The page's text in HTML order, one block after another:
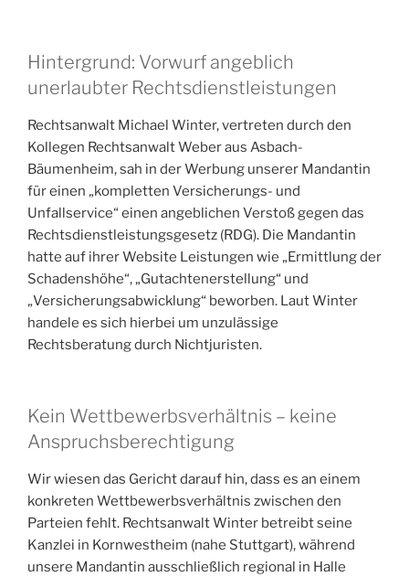
Hintergrund: Vorwurf angeblich
unerlaubter Rechtsdienstleistungen
Rechtsanwalt Michael Winter, vertreten durch den
Kollegen Rechtsanwalt Weber aus Asbach-
Bäumenheim, sah in der Werbung unserer Mandantin
für einen „kompletten Versicherungs- und
Unfallservice“ einen angeblichen Verstoß gegen das
Rechtsdienstleistungsgesetz (RDG). Die Mandantin
hatte auf ihrer Website Leistungen wie „Ermittlung der
Schadenshöhe“, „Gutachtenerstellung“ und
„Versicherungsabwicklung“ beworben. Laut Winter
handele es sich hierbei um unzulässige
Rechtsberatung durch Nichtjuristen.
Kein Wettbewerbsverhältnis – keine
Anspruchsberechtigung
Wir wiesen das Gericht darauf hin, dass es an einem
konkreten Wettbewerbsverhältnis zwischen den
Parteien fehlt. Rechtsanwalt Winter betreibt seine
Kanzlei in Kornwestheim (nahe Stuttgart), während
unsere Mandantin ausschließlich regional in Halle